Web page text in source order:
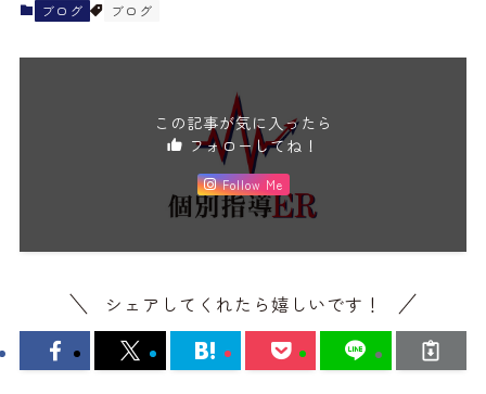
ブログ ブログ
この記事が気に入ったら
フォローしてね！
Follow Me
シェアしてくれたら嬉しいです！